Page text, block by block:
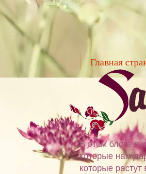
Главная
В этом блоге я
которые нам
которые